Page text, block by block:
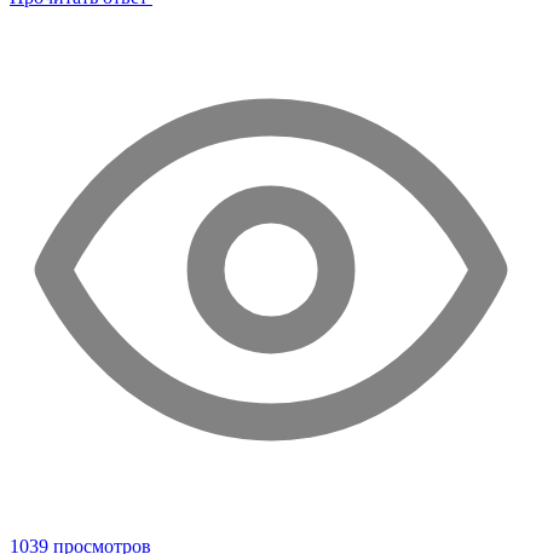
1039 просмотров